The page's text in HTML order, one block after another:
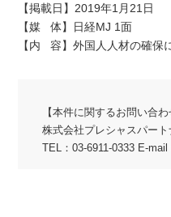
【掲載日】2019年1月21日
【媒 体】日経MJ 1面
【内 容】外国人人材の確保
【本件に関するお問い合わ
株式会社プレシャスパー
TEL：03-6911-0333 E-